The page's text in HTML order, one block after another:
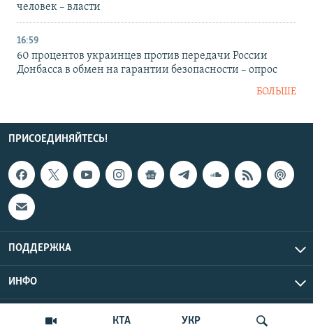
КТА УКР
человек – власти
16:59
60 процентов украинцев против передачи России
Донбасса в обмен на гарантии безопасности – опрос
БОЛЬШЕ
ПРИСОЕДИНЯЙТЕСЬ!
ПОДДЕРЖКА
ИНФО
Copyright Крым.Реалии, 2026 | Все права защищены.
UTC+3